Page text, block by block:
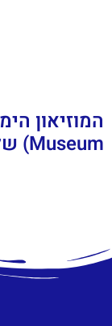
Museum) של דוברובניק